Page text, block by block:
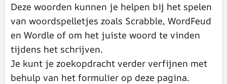
Deze woorden kunnen je helpen bij het spelen
van woordspelletjes zoals Scrabble, WordFeud
en Wordle of om het juiste woord te vinden
tijdens het schrijven.
Je kunt je zoekopdracht verder verfijnen met
behulp van het formulier op deze pagina.